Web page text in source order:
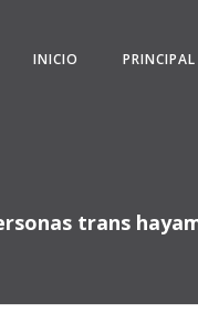
INICIO PRINCIPAL
trans